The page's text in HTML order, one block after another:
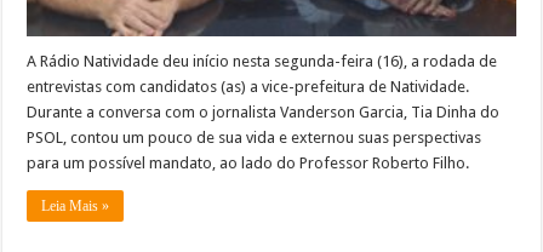
A Rádio Natividade deu início nesta segunda-feira (16), a rodada de
entrevistas com candidatos (as) a vice-prefeitura de Natividade.
Durante a conversa com o jornalista Vanderson Garcia, Tia Dinha do
PSOL, contou um pouco de sua vida e externou suas perspectivas
para um possível mandato, ao lado do Professor Roberto Filho.
Leia Mais »